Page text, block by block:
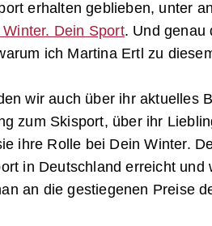
erhalten geblieben, unter
Winter. Dein Sport. Und genau
ich Martina Ertl zu
wir auch über ihr aktuelles
zum Skisport, über ihr
ihre Rolle bei Dein Winter.
in Deutschland erreicht und
an die gestiegenen Preise